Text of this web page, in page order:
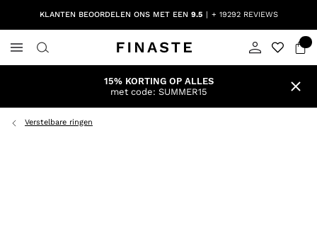
KLANTEN BEOORDELEN ONS MET EEN 9.5 + 19292 REVIEWS
15% KORTING OP ALLES
met code: SUMMER15
Verstelbare ringen